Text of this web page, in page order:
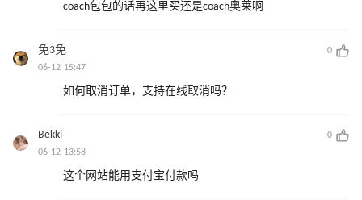
coach包包的话再这里买还是coach奥莱啊
免3免
0
06-12 15:47
如何取消订单，支持在线取消吗？
Bekki
0
06-12 13:58
这个网站能用支付宝付款吗